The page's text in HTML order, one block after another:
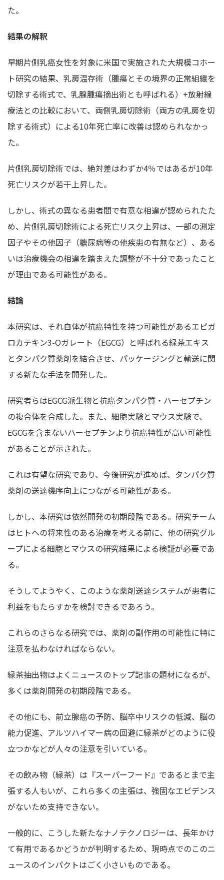
た。
結果の解釈
早期片側乳癌女性を対象に米国で実施された大規模コホー
ト研究の結果、乳房温存術（腫瘍とその境界の正常組織を
切除する術式で、乳腺腫瘍摘出術とも呼ばれる）+放射線
療法との比較において、両側乳房切除術（両方の乳房を切
除する術式）による10年死亡率に改善は認められなかっ
た。
片側乳房切除術では、絶対差はわずか4％ではあるが10年
死亡リスクが若干上昇した。
しかし、術式の異なる患者間で有意な相違が認められたた
め、片側乳房切除術による死亡リスク上昇は、一部の測定
因子やその他因子（糖尿病等の他疾患の有無など）、ある
いは治療機会の相違を踏まえた調整が不十分であったこと
が理由である可能性がある。
結論
本研究は、それ自体が抗癌特性を持つ可能性があるエピガ
ロカテキン3-Oガレート（EGCG）と呼ばれる緑茶エキス
とタンパク質薬剤を結合させ、パッケージングと輸送に関
する新たな手法を開発した。
研究者らはEGCG派生物と抗癌タンパク質・ハーセプチン
の複合体を合成した。また、細胞実験とマウス実験で、
EGCGを含まないハーセプチンより抗癌特性が高い可能性
があることが示された。
これは有望な研究であり、今後研究が進めば、タンパク質
薬剤の送達機序向上につながる可能性がある。
しかし、本研究は依然開発の初期段階である。研究チーム
はヒトへの将来性のある治療を考える前に、他の研究グル
ープによる細胞とマウスの研究結果による検証が必要であ
る。
そうしてようやく、このような薬剤送達システムが患者に
利益をもたらすかを検討できるであろう。
これらのさらなる研究では、薬剤の副作用の可能性に特に
注意を払わなければならない。
緑茶抽出物はよくニュースのトップ記事の題材になるが、
多くは薬剤開発の初期段階である。
その他にも、前立腺癌の予防、脳卒中リスクの低減、脳の
能力促進、アルツハイマー病の回避に緑茶がどのように役
立つかなどが人々の注意を引いている。
その飲み物（緑茶）は『スーパーフード』であるとまで主
張する人もいが、これら多くの主張は、強固なエビデンス
がないため支持できない。
一般的に、こうした新たなナノテクノロジーは、長年かけ
て有用であるかどうかが判明するため、現時点でのこのニ
ュースのインパクトはごく小さいものである。